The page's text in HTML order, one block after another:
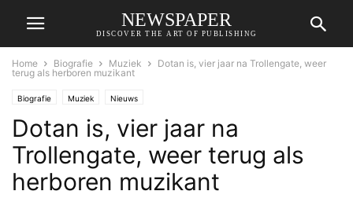
NEWSPAPER
DISCOVER THE ART OF PUBLISHING
Home Biografie Muziek
Dotan is, vier jaar na Trollengate, weer
terug als herboren muzikant
Biografie Muziek Nieuws
Dotan is, vier jaar na
Trollengate, weer terug als
herboren muzikant